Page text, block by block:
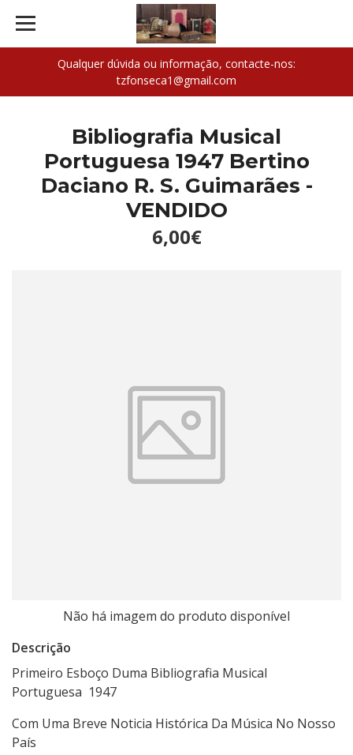
Qualquer dúvida ou informação, contacte-nos:
tzfonseca1@gmail.com
Bibliografia Musical
Portuguesa 1947 Bertino
Daciano R. S. Guimarães -
VENDIDO
6,00€
Não há imagem do produto disponível
Descrição
Primeiro Esboço Duma Bibliografia Musical
Portuguesa 1947
Com Uma Breve Noticia Histórica Da Música No Nosso
País